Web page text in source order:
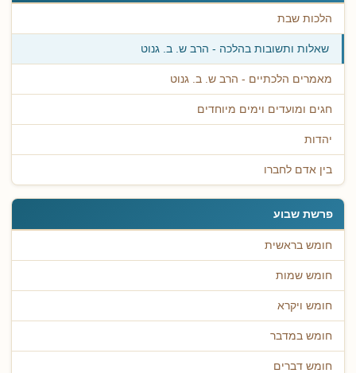
הלכות שבת
שאלות ותשובות בהלכה - הרב ש. ב. גנוט
מאמרים הלכתיים - הרב ש. ב. גנוט
חגים ומועדים וימים מיוחדים
יהדות
בין אדם לחברו
פרשת שבוע
חומש בראשית
חומש שמות
חומש ויקרא
חומש במדבר
חומש דברים